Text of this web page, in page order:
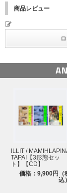
※応募抽選の賞品
商品レビュー
ILLIT /
TAPAI【3形態セッ
ト】【CD】
価格：9,900円（
込